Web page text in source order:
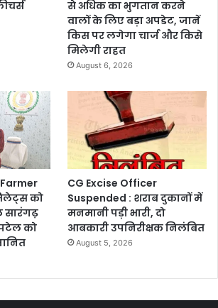
से अधिक का भुगतान करने
वालों के लिए बड़ा अपडेट, जानें
किस पर लगेगा चार्ज और किसे
मिलेगी राहत
August 6, 2026
को
सारंगढ़
को
CG Excise Officer
Suspended : शराब दुकानों में
मनमानी पड़ी भारी, दो
आबकारी उपनिरीक्षक निलंबित
August 5, 2026